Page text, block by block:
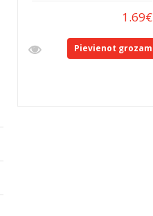
1.69€
Pievienot grozam